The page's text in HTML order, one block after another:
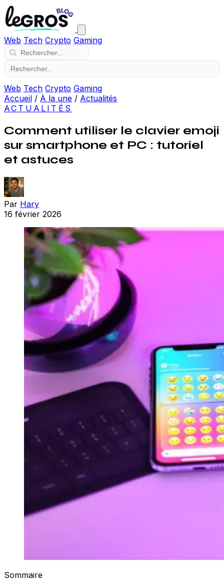
Web Tech Crypto Gaming
Web Tech Crypto Gaming
Accueil / À la une / Actualités
ACTUALITÉS
Comment utiliser le clavier emoji
sur smartphone et PC : tutoriel
et astuces
Par Hary
16 février 2026
Sommaire